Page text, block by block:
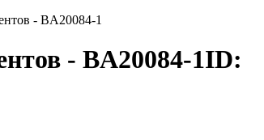
- BA20084-1
- BA20084-1ID: